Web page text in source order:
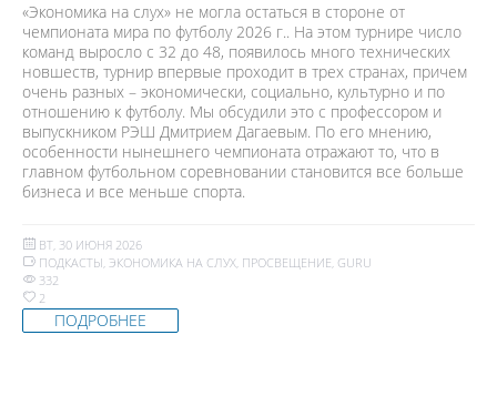
«Экономика на слух» не могла остаться в стороне от
чемпионата мира по футболу 2026 г.. На этом турнире число
команд выросло с 32 до 48, появилось много технических
новшеств, турнир впервые проходит в трех странах, причем
очень разных – экономически, социально, культурно и по
отношению к футболу. Мы обсудили это с профессором и
выпускником РЭШ Дмитрием Дагаевым. По его мнению,
особенности нынешнего чемпионата отражают то, что в
главном футбольном соревновании становится все больше
бизнеса и все меньше спорта.
ВТ, 30 ИЮНЯ 2026
ПОДКАСТЫ, ЭКОНОМИКА НА СЛУХ, ПРОСВЕЩЕНИЕ, GURU
332
2
ПОДРОБНЕЕ